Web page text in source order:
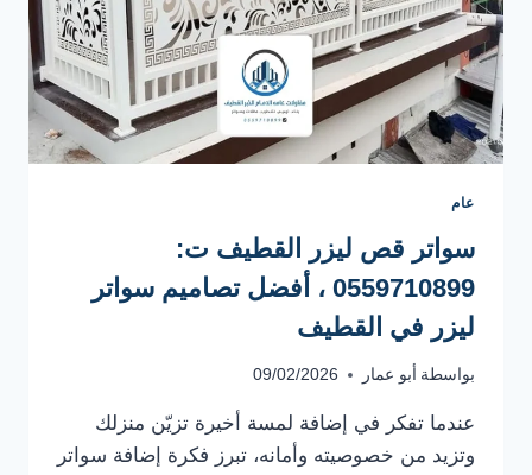
عام
سواتر قص ليزر القطيف ت:
0559710899 ، أفضل تصاميم سواتر
ليزر في القطيف
بواسطة أبو عمار 09/02/2026
عندما تفكر في إضافة لمسة أخيرة تزيّن منزلك
وتزيد من خصوصيته وأمانه، تبرز فكرة إضافة سواتر